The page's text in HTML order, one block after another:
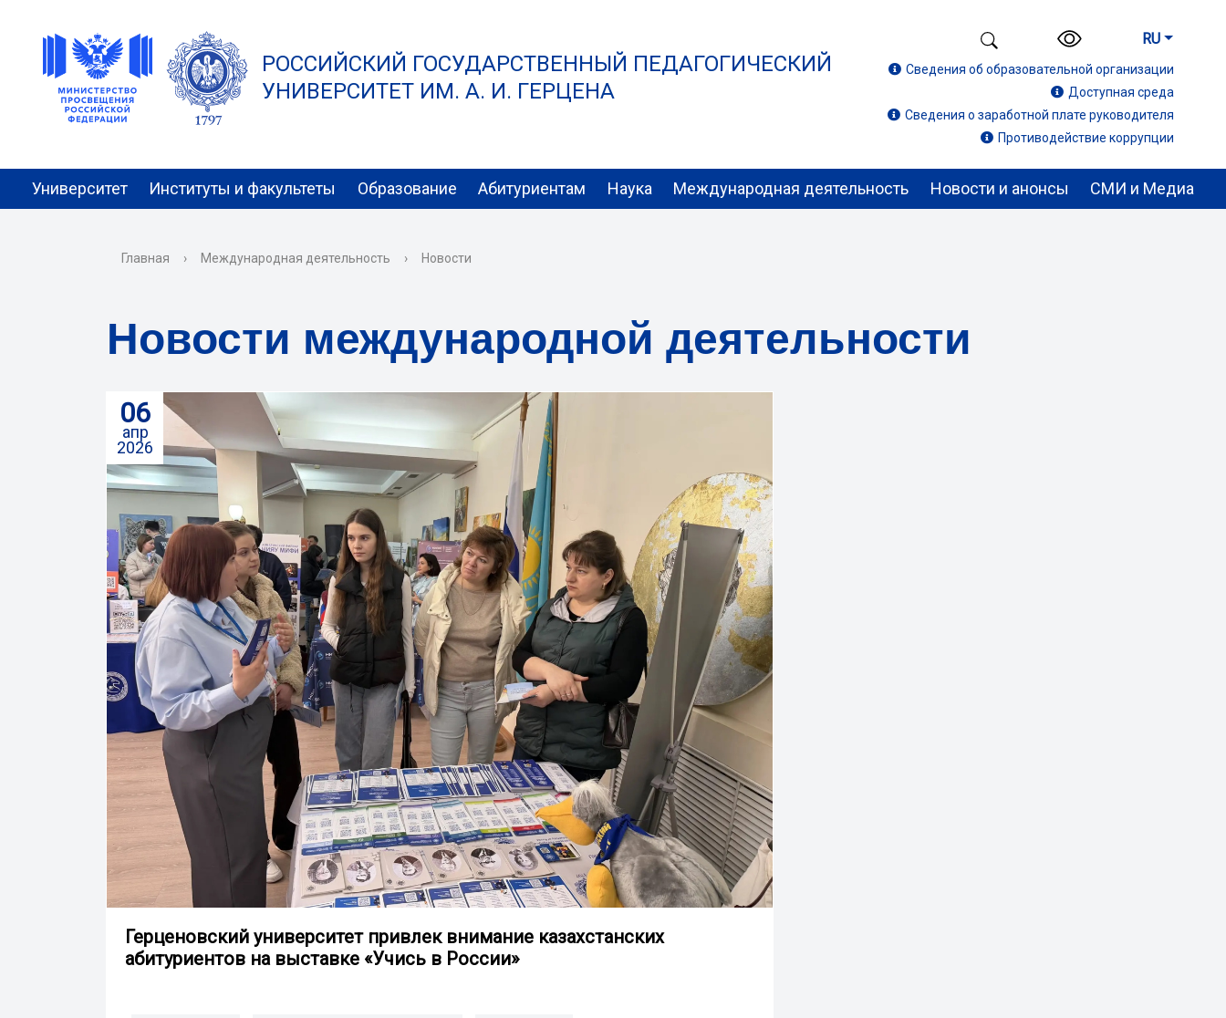
РОССИЙСКИЙ ГОСУДАРСТВЕННЫЙ ПЕДАГОГИЧЕСКИЙ
УНИВЕРСИТЕТ ИМ. А. И. ГЕРЦЕНА
RU
Сведения об образовательной организации
Доступная среда
Сведения о заработной плате руководителя
Противодействие коррупции
Университет Институты и факультеты Образование Абитуриентам Наука Международная деятельность Новости и анонсы СМИ и Медиа
Главная › Международная деятельность › Новости
Новости международной деятельности
06
апр
2026
Герценовский университет привлек внимание казахстанских
абитуриентов на выставке «Учись в России»